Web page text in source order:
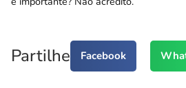
Partilhe Facebook